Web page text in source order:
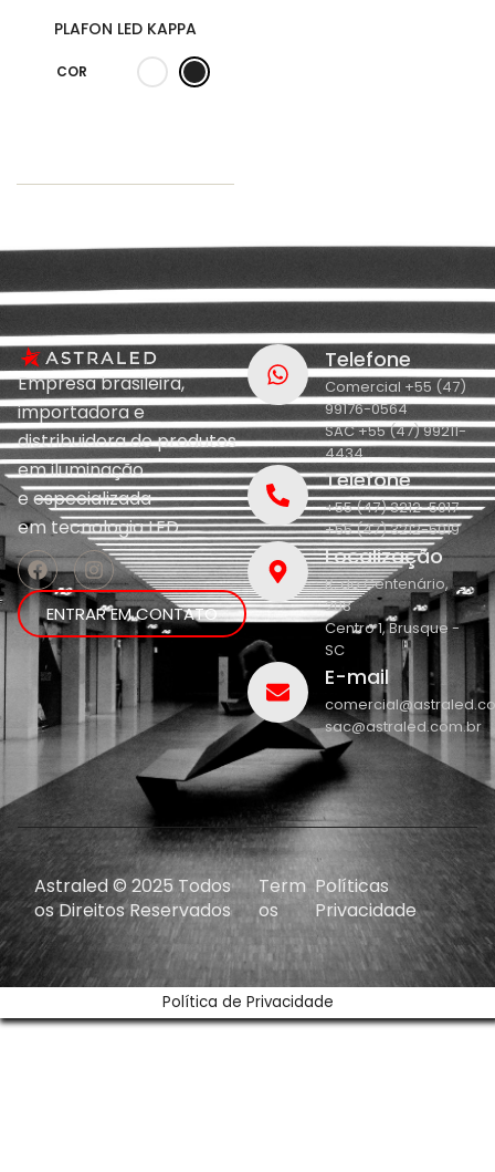
PLAFON LED KAPPA
COR
Empresa brasileira,
importadora e
distribuidora de produtos
em iluminação
eespecializada
emtecnologia LED.
ENTRAR EM CONTATO
Telefone
Comercial +55 (47)
99176-0564
SAC +55 (47) 99211-
4434
Telefone
+55 (47) 3212-5017
+55 (47) 3212-5019
Localização
R. do Centenário,
208
Centro 1, Brusque -
SC
E-mail
sac@astraled.com.br
Astraled © 2025 Todos
os Direitos Reservados
Term
os
Políticas
Privacidade
Política de Privacidade